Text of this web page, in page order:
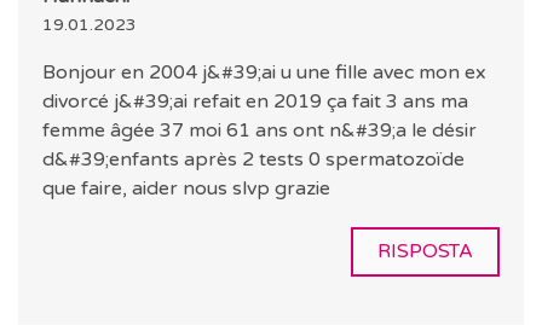
19.01.2023
Bonjour en 2004 j&#39;ai u une fille avec mon ex
divorcé j&#39;ai refait en 2019 ça fait 3 ans ma
femme âgée 37 moi 61 ans ont n&#39;a le désir
d&#39;enfants après 2 tests 0 spermatozoïde
que faire, aider nous slvp grazie
RISPOSTA